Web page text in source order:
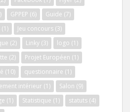
GPPEP (6) Guide (7)
(1) Jeu concours (3)
(2) Linky (3) logo (1)
(2) Projet Européen (1)
(10) questionnaire (1)
intérieur (1) Salon (9)
(1) Statistique (1) statuts (4)